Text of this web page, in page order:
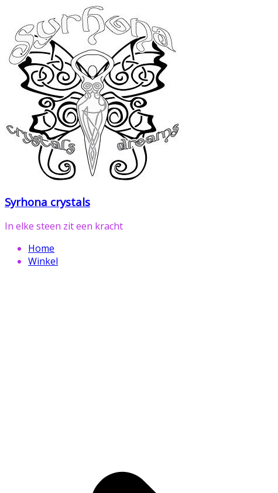
naar
inhoud
Syrhona crystals
In elke steen zit een kracht
Home
Winkel